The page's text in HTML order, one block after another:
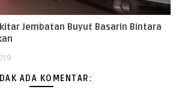
Jembatan Buyut Basarin Bintara
ADA KOMENTAR: